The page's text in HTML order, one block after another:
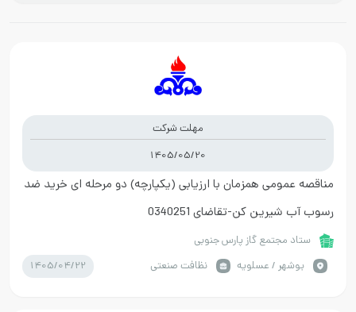
مهلت شرکت
1405/05/20
مناقصه عمومی همزمان با ارزیابی (یکپارچه) دو مرحله ای خرید ضد
رسوب آب شیرین کن-تقاضای 0340251
ستاد مجتمع گاز پارس جنوبی
بوشهر / عسلویه
نظافت صنعتی 1405/04/22